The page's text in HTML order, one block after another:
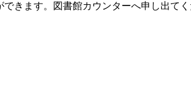
きます。図書館カウンターへ申し出てく